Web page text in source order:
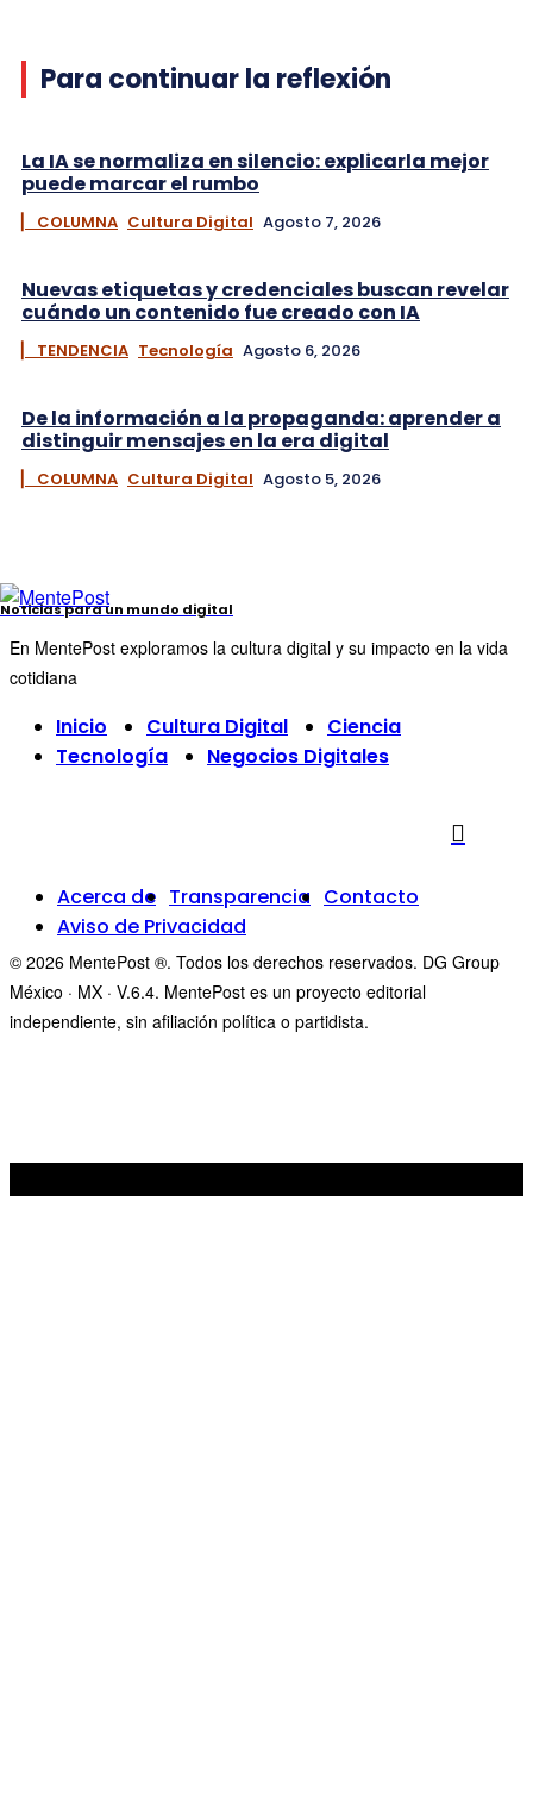
Para continuar la reflexión
La IA se normaliza en silencio: explicarla mejor
puede marcar el rumbo
▏ COLUMNA Cultura Digital Agosto 7, 2026
Nuevas etiquetas y credenciales buscan revelar
cuándo un contenido fue creado con IA
▏ TENDENCIA Tecnología Agosto 6, 2026
De la información a la propaganda: aprender a
distinguir mensajes en la era digital
▏ COLUMNA Cultura Digital Agosto 5, 2026
Noticias para un mundo digital
En MentePost exploramos la cultura digital y su impacto en la vida
cotidiana
Inicio Cultura Digital
Ciencia
Tecnología
Negocios Digitales
Acerca de Transparencia Contacto
Aviso de Privacidad
© 2026 MentePost ®. Todos los derechos reservados. DG Group
México · MX · V.6.4. MentePost es un proyecto editorial
independiente, sin afiliación política o partidista.